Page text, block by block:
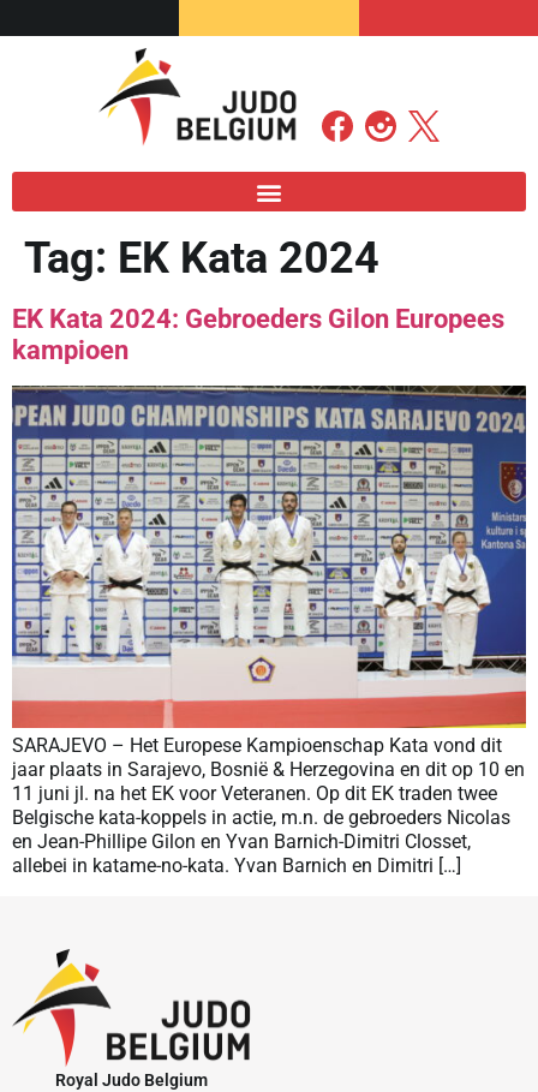
Tag: EK Kata 2024
EK Kata 2024: Gebroeders Gilon Europees
kampioen
SARAJEVO – Het Europese Kampioenschap Kata vond dit
jaar plaats in Sarajevo, Bosnië & Herzegovina en dit op 10 en
11 juni jl. na het EK voor Veteranen. Op dit EK traden twee
Belgische kata-koppels in actie, m.n. de gebroeders Nicolas
en Jean-Phillipe Gilon en Yvan Barnich-Dimitri Closset,
allebei in katame-no-kata. Yvan Barnich en Dimitri […]
Royal Judo Belgium